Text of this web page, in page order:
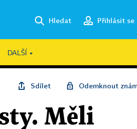
Hledat Přihlásit se
DALŠÍ
Sdílet Odemknout
Měli